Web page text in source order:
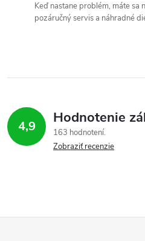
Keď nastane problém, máte sa
pozáručný servis a náhradné
4,9 Hodnotenie
163 hodnotení
Zobraziť recenzie